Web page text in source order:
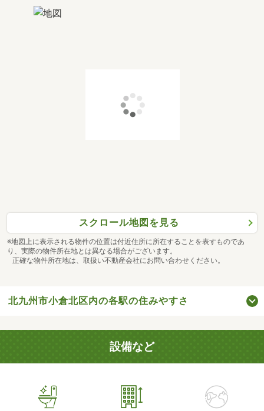
スクロール地図を見る
※地図上に表示される物件の位置は付近住所に所在することを表すものであ
り、実際の物件所在地とは異なる場合がございます。
正確な物件所在地は、取扱い不動産会社にお問い合わせください。
北九州市小倉北区内の各駅の住みやすさ
設備など